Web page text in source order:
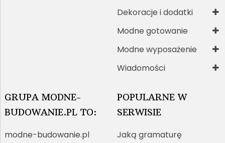
Dekoracje i dodatki
Modne gotowanie
Modne wyposażenie
Wiadomości
GRUPA MODNE-
BUDOWANIE.PL TO:
modne-budowanie.pl
POPULARNE W
SERWISIE
Jaką gramaturę